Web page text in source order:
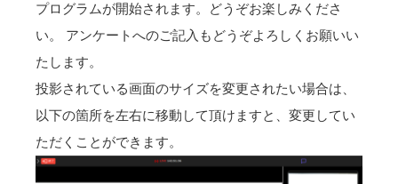
プログラムが開始されます。どうぞお楽しみくださ
い。 アンケートへのご記入もどうぞよろしくお願いい
たします。
投影されている画面のサイズを変更されたい場合は、
以下の箇所を左右に移動して頂けますと、変更してい
ただくことができます。